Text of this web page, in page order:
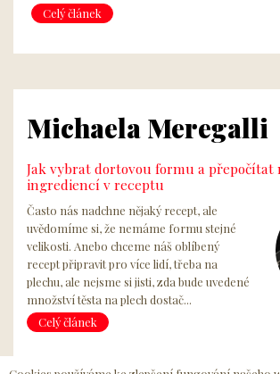
Celý článek
Michaela Meregalli
Jak vybrat dortovou formu a přepočítat
ingrediencí v receptu
Často nás nadchne nějaký recept, ale
uvědomíme si, že nemáme formu stejné
velikosti. Anebo chceme náš oblíbený
recept připravit pro více lidí, třeba na
plechu, ale nejsme si jisti, zda bude uvedené
množství těsta na plech dostač...
Celý článek